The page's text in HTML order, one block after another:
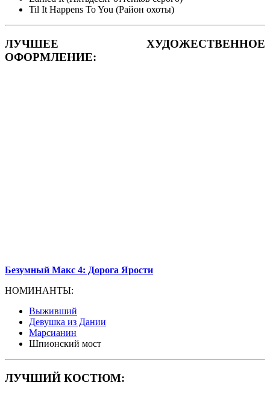
Til It Happens To You (Район охоты)
ЛУЧШЕЕ ХУДОЖЕСТВЕННОЕ
ОФОРМЛЕНИЕ:
Безумный Макс 4: Дорога Ярости
НОМИНАНТЫ:
Выживший
Девушка из Дании
Марсианин
Шпионский мост
ЛУЧШИЙ КОСТЮМ: